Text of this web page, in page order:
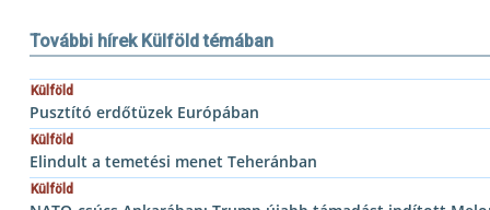
További hírek Külföld témában
Külföld
Pusztító erdőtüzek Európában
Külföld
Elindult a temetési menet Teheránban
Külföld